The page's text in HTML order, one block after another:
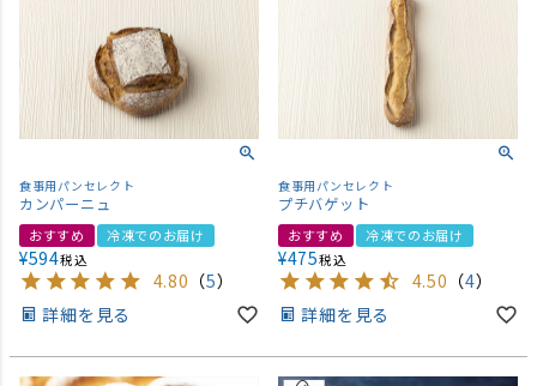
食事用パンセレクト
カンパーニュ
おすすめ 冷凍でのお届け
¥594税込
4.80 （5）
詳細を見る
食事用パンセレクト
プチバゲット
おすすめ 冷凍でのお届け
¥475税込
4.50 （4）
詳細を見る